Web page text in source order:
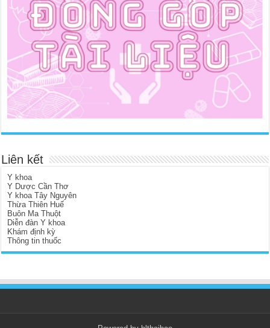
Liên kết
Y khoa
Y Dược Cần Thơ
Y khoa Tây Nguyên
Thừa Thiên Huế
Buôn Ma Thuột
Diễn đàn Y khoa
Khám định kỳ
Thông tin thuốc